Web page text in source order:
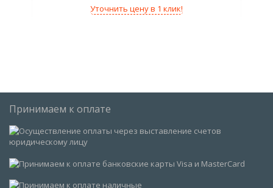
Уточнить цену в 1 клик!
Принимаем к оплате